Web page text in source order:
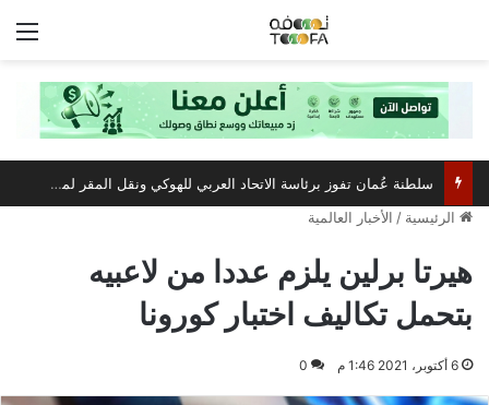
سلطنة عُمان تفوز برئاسة الاتحاد العربي للهوكي ونقل المقر لمسقط
الرئيسية / الأخبار العالمية
هيرتا برلين يلزم عددا من لاعبيه
بتحمل تكاليف اختبار كورونا
6 أكتوبر، 2021 1:46 م 0